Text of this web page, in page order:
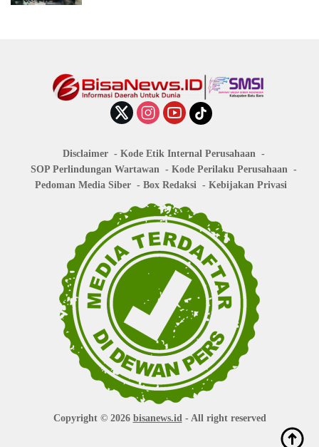
Disclaimer
Kode Etik Internal Perusahaan
SOP Perlindungan Wartawan
Kode Perilaku Perusahaan
Pedoman Media Siber
Box Redaksi Kebijakan Privasi
Copyright © 2026 bisanews.id - All right reserved